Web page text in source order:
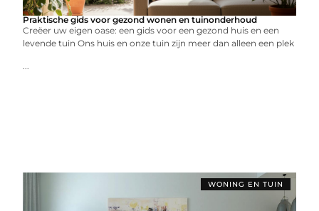
Praktische gids voor gezond wonen en tuinonderhoud
Creëer uw eigen oase: een gids voor een gezond huis en een
levende tuin Ons huis en onze tuin zijn meer dan alleen een plek
...
WONING EN TUIN